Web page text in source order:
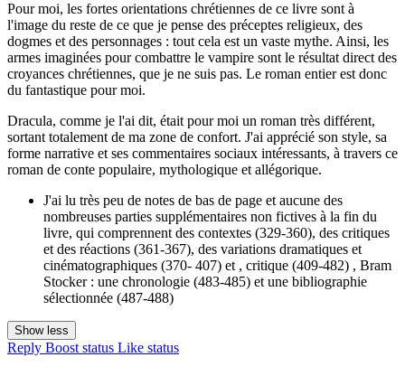
Pour moi, les fortes orientations chrétiennes de ce livre sont à
l'image du reste de ce que je pense des préceptes religieux, des
dogmes et des personnages : tout cela est un vaste mythe. Ainsi, les
armes imaginées pour combattre le vampire sont le résultat direct des
croyances chrétiennes, que je ne suis pas. Le roman entier est donc
du fantastique pour moi.
Dracula, comme je l'ai dit, était pour moi un roman très différent,
sortant totalement de ma zone de confort. J'ai apprécié son style, sa
forme narrative et ses commentaires sociaux intéressants, à travers ce
roman de conte populaire, mythologique et allégorique.
J'ai lu très peu de notes de bas de page et aucune des
nombreuses parties supplémentaires non fictives à la fin du
livre, qui comprennent des contextes (329-360), des critiques
et des réactions (361-367), des variations dramatiques et
cinématographiques (370- 407) et , critique (409-482) , Bram
Stocker : une chronologie (483-485) et une bibliographie
sélectionnée (487-488)
Show less
Reply Boost status Like status